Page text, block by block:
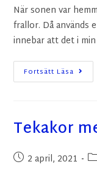
När sonen var
frallor. Då används
innebar att det i
Fortsätt Läsa
Tekakor
2 april, 2021